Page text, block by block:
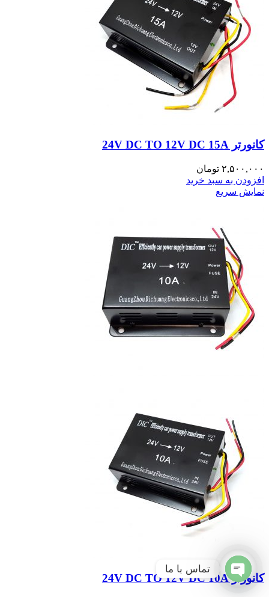
کانورتر 24V DC TO 12V DC 15A
۲,۵۰۰,۰۰۰ تومان
افزودن به سبد خرید
نمایش سریع
کانورتر 24V DC TO 12V DC 10A
تماس با ما
Open